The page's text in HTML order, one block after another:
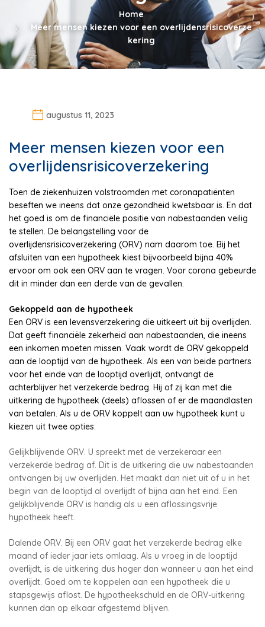
Home
Meer mensen kiezen voor een overlijdensrisicoverze
kering
augustus 11, 2023
Meer mensen kiezen voor een
overlijdensrisicoverzekering
Toen de ziekenhuizen volstroomden met coronapatiënten
beseften we ineens dat onze gezondheid kwetsbaar is. En dat
het goed is om de financiële positie van nabestaanden veilig
te stellen. De belangstelling voor de
overlijdensrisicoverzekering (ORV) nam daarom toe. Bij het
afsluiten van een hypotheek kiest bijvoorbeeld bijna 40%
ervoor om ook een ORV aan te vragen. Voor corona gebeurde
dit in minder dan een derde van de gevallen.
Gekoppeld aan de hypotheek
Een ORV is een levensverzekering die uitkeert uit bij overlijden.
Dat geeft financiële zekerheid aan nabestaanden, die ineens
een inkomen moeten missen. Vaak wordt de ORV gekoppeld
aan de looptijd van de hypotheek. Als een van beide partners
voor het einde van de looptijd overlijdt, ontvangt de
achterblijver het verzekerde bedrag. Hij of zij kan met die
uitkering de hypotheek (deels) aflossen of er de maandlasten
van betalen. Als u de ORV koppelt aan uw hypotheek kunt u
kiezen uit twee opties:
Gelijkblijvende ORV. U spreekt met de verzekeraar een
verzekerde bedrag af. Dit is de uitkering die uw nabestaanden
ontvangen bij uw overlijden. Het maakt dan niet uit of u in het
begin van de looptijd al overlijdt of bijna aan het eind. Een
gelijkblijvende ORV is handig als u een aflossingsvrije
hypotheek heeft.
Dalende ORV. Bij een ORV gaat het verzekerde bedrag elke
maand of ieder jaar iets omlaag. Als u vroeg in de looptijd
overlijdt, is de uitkering dus hoger dan wanneer u aan het eind
overlijdt. Goed om te koppelen aan een hypotheek die u
stapsgewijs aflost. De hypotheekschuld en de ORV-uitkering
kunnen dan op elkaar afgestemd blijven.